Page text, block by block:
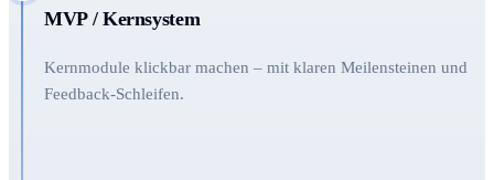
MVP / Kernsystem
Kernmodule klickbar machen – mit klaren Meilensteinen und
Feedback-Schleifen.